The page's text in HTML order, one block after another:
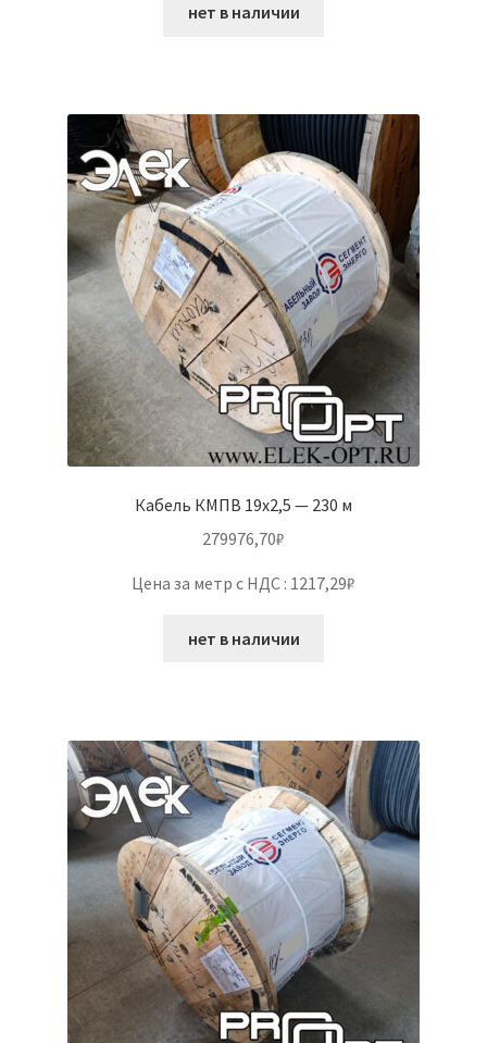
нет в наличии
Кабель КМПВ 19х2,5 — 230 м
279976,70₽
Цена за метр с НДС : 1217,29₽
нет в наличии